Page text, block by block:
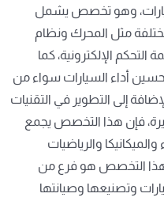
وهو تخصص يشمل
مثل المحرك ونظام
الإلكترونية، كما
أداء السيارات سواء من
إلى التطوير في التقنيات
فإن هذا التخصص يجمع
والرياضيات
هذا التخصص هو فرع من
وتصنيعها وصيانتها